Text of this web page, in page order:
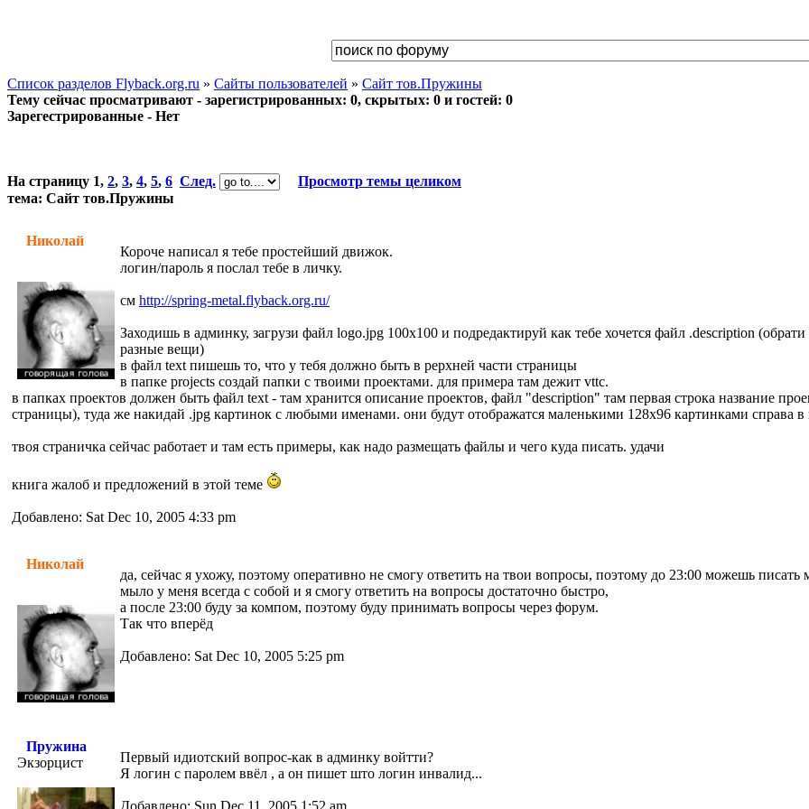
Список разделов Flyback.org.ru » Сайты пользователей » Сайт тов.Пружины
Тему сейчас просматривают - зарегистрированных: 0, скрытых: 0 и гостей: 0
Зарегестрированные - Нет
На страницу 1, 2, 3, 4, 5, 6 След.
Просмотр темы целиком
тема: Сайт тов.Пружины
Николай
Короче написал я тебе простейший движок.
логин/пароль я послал тебе в личку.
см http://spring-metal.flyback.org.ru/
Заходишь в админку, загрузи файл logo.jpg 100x100 и подредактируй как тебе хочется файл .description
разные вещи)
в файл text пишешь то, что у тебя должно быть в рерхней части страницы
в папке projects создай папки с твоими проектами. для примера там дежит vttc.
в папках проектов должен быть файл text - там хранится описание проектов, файл "description" там первая строка название
страницы), туда же накидай .jpg картинок с любыми именами. они будут отображатся маленькими 128х96 картинками справа в
твоя страничка сейчас работает и там есть примеры, как надо размещать файлы и чего куда писать. удачи
книга жалоб и предложений в этой теме
Добавлено: Sat Dec 10, 2005 4:33 pm
Николай
да, сейчас я ухожу, поэтому оперативно не смогу ответить на твои вопросы, поэтому до 23:00 можешь
мыло у меня всегда с собой и я смогу ответить на вопросы достаточно быстро,
а после 23:00 буду за компом, поэтому буду принимать вопросы через форум.
Так что вперёд
Добавлено: Sat Dec 10, 2005 5:25 pm
Пружина
Экзорцист
Первый идиотский вопрос-как в админку войтти?
Я логин с паролем ввёл , а он пишет што логин инвалид...
Добавлено: Sun Dec 11, 2005 1:52 am